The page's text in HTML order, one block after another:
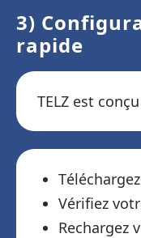
3)
rapide
TELZ est
Vérifiez
Rechargez